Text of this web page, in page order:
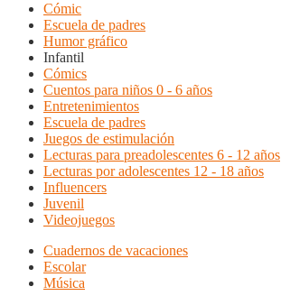
Cómic
Escuela de padres
Humor gráfico
Infantil
Cómics
Cuentos para niños 0 - 6 años
Entretenimientos
Escuela de padres
Juegos de estimulación
Lecturas para preadolescentes 6 - 12 años
Lecturas por adolescentes 12 - 18 años
Influencers
Juvenil
Videojuegos
Cuadernos de vacaciones
Escolar
Música